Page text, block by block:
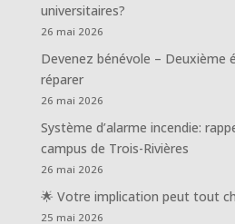
universitaires?
26 mai 2026
Devenez bénévole – Deuxième
réparer
26 mai 2026
Système d’alarme incendie:
campus de Trois-Rivières
26 mai 2026
🌟 Votre implication peut tout
25 mai 2026